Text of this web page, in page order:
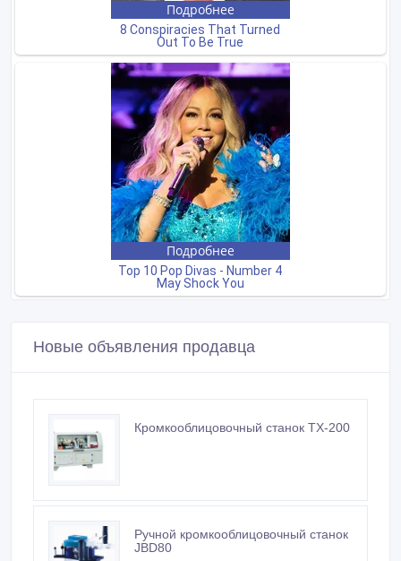
Новые объявления продавца
Кромкооблицовочный станок TX-200
Ручной кромкооблицовочный станок
JBD80